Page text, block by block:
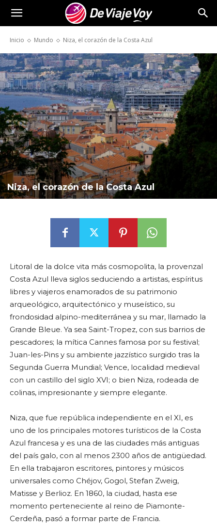
Viaje
Voy
Inicio Mundo Niza, el corazón de la Costa Azul
Niza, el corazón de la Costa Azul
Litoral de la dolce vita más cosmopolita, la provenzal
Costa Azul lleva siglos seduciendo a artistas, espíritus
libres y viajeros enamorados de su patrimonio
arqueológico, arquitectónico y museístico, su
frondosidad alpino-mediterránea y su mar, llamado la
Grande Bleue. Ya sea Saint-Tropez, con sus barrios de
pescadores; la mítica Cannes famosa por su festival;
Juan-les-Pins y su ambiente jazzístico surgido tras la
Segunda Guerra Mundial; Vence, localidad medieval
con un castillo del siglo XVI; o bien Niza, rodeada de
colinas, impresionante y siempre elegante.
Niza, que fue república independiente en el XI, es
uno de los principales motores turísticos de la Costa
Azul francesa y es una de las ciudades más antiguas
del país galo, con al menos 2300 años de antigüedad.
En ella trabajaron escritores, pintores y músicos
universales como Chéjov, Gogol, Stefan Zweig,
Matisse y Berlioz. En 1860, la ciudad, hasta ese
momento perteneciente al reino de Piamonte-
Cerdeña, pasó a formar parte de Francia.